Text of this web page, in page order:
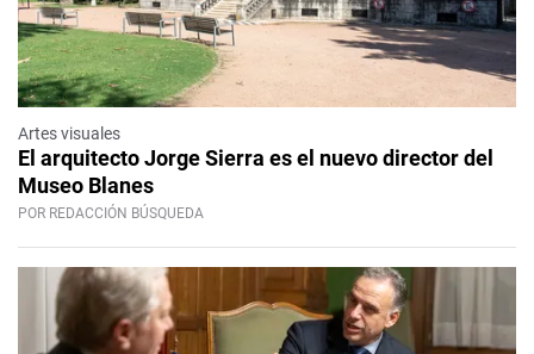
Artes visuales
El arquitecto Jorge Sierra es el nuevo director del
Museo Blanes
POR REDACCIÓN BÚSQUEDA